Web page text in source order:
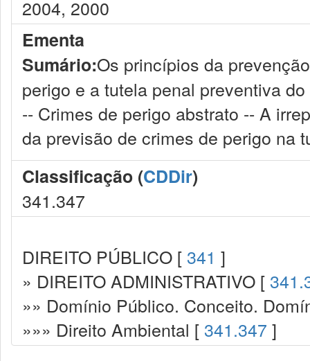
2004, 2000
Ementa
Sumário:Os princípios da
perigo e a tutela penal preventiva
-- Crimes de perigo abstrato -- A
da previsão de crimes de perigo na
Classificação (CDDir)
341.347
DIREITO PÚBLICO [ 341 ]
» DIREITO ADMINISTRATIVO [
»» Domínio Público. Conceito.
»»» Direito Ambiental [ 341.347 ]